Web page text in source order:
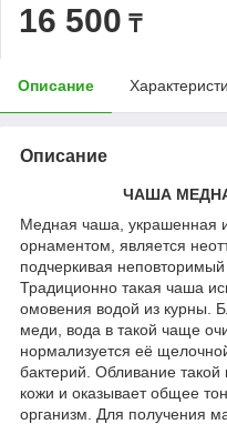
16 500 ₸
Описание
Описание
ЧАША
Медная чаша, украшенная
орнаментом, является
подчеркивая неповторимый
Традиционно такая чаша
омовения водой из курны.
меди, вода в такой чаще
нормализуется её
бактерий. Обливание
кожи и оказывает общее
организм. Для получения